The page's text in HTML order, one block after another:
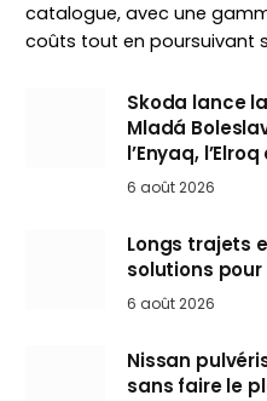
catalogue, avec une
coûts tout en poursuivant
Skoda lance
Mladá
l’Enyaq,
6 août 2026
Longs trajets
solutions
6 août 2026
Nissan
sans faire le